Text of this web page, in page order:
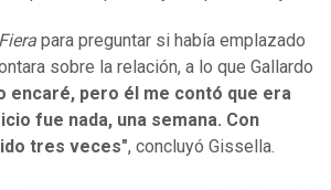
para preguntar si había emplazado
sobre la relación, a lo que Gallardo
encaré, pero él me contó que era
fue nada, una semana. Con
tres veces", concluyó Gissella.